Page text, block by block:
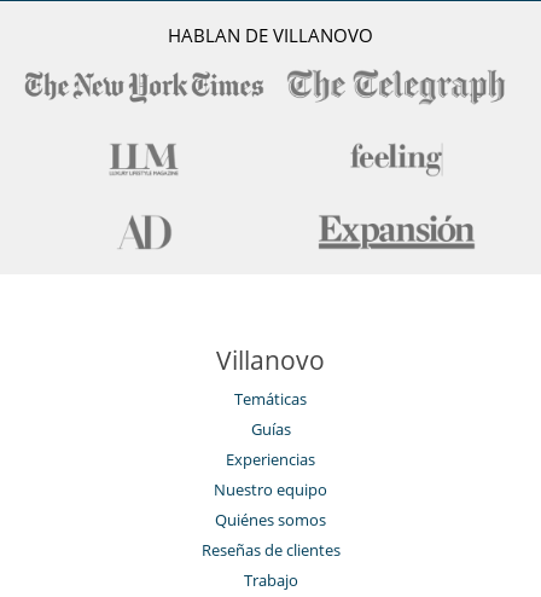
HABLAN DE VILLANOVO
Villanovo
Temáticas
Guías
Experiencias
Nuestro equipo
Quiénes somos
Reseñas de clientes
Trabajo